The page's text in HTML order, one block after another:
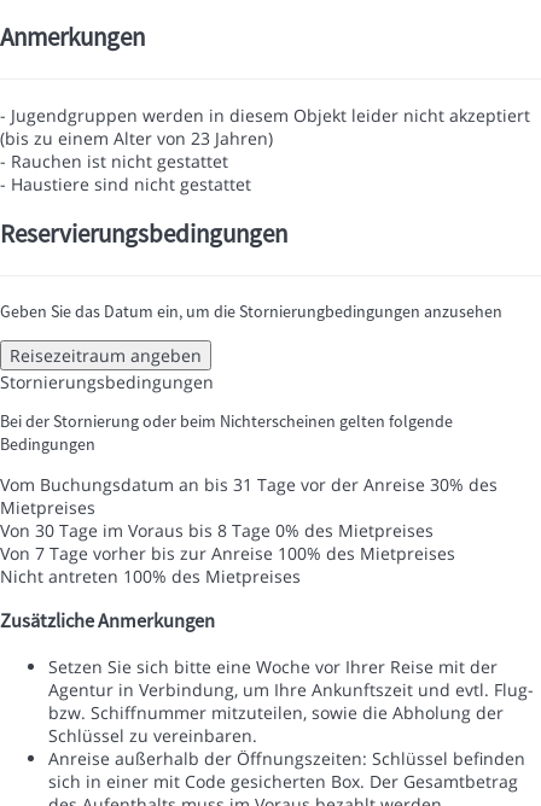
Anmerkungen
- Jugendgruppen werden in diesem Objekt leider nicht akzeptiert
(bis zu einem Alter von 23 Jahren)
- Rauchen ist nicht gestattet
- Haustiere sind nicht gestattet
Reservierungsbedingungen
Geben Sie das Datum ein, um die Stornierungbedingungen anzusehen
Reisezeitraum angeben
Stornierungsbedingungen
Bei der Stornierung oder beim Nichterscheinen gelten folgende
Bedingungen
Vom Buchungsdatum an bis 31 Tage vor der Anreise 30% des
Mietpreises
Von 30 Tage im Voraus bis 8 Tage 0% des Mietpreises
Von 7 Tage vorher bis zur Anreise 100% des Mietpreises
Nicht antreten 100% des Mietpreises
Zusätzliche Anmerkungen
Setzen Sie sich bitte eine Woche vor Ihrer Reise mit der
Agentur in Verbindung, um Ihre Ankunftszeit und evtl. Flug-
bzw. Schiffnummer mitzuteilen, sowie die Abholung der
Schlüssel zu vereinbaren.
Anreise außerhalb der Öffnungszeiten: Schlüssel befinden
sich in einer mit Code gesicherten Box. Der Gesamtbetrag